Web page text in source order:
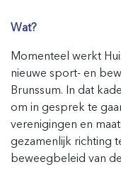
Wat?
Momenteel werkt
nieuwe sport- en
Brunssum. In dat
om in gesprek te
verenigingen en
gezamenlijk richting
beweegbeleid van